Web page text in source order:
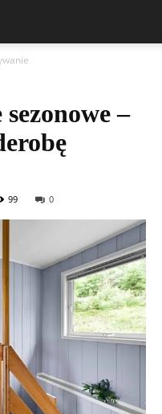
–
99 0